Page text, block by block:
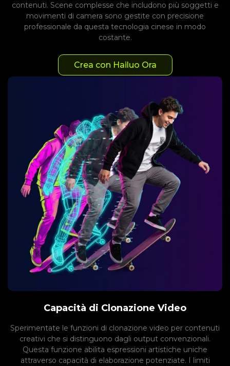
contenuti. Scene complesse che includono più soggetti e
movimenti di camera sono gestite con precisione
professionale da questa tecnologia cinese in modo
costante.
Crea con Hailuo Ora
Capacità di Clonazione Video
Sperimentate le funzioni di clonazione video per contenuti
creativi che si distinguono dagli output convenzionali.
Questa funzione abilita espressioni artistiche uniche
attraverso capacità di elaborazione potenziate. I limiti